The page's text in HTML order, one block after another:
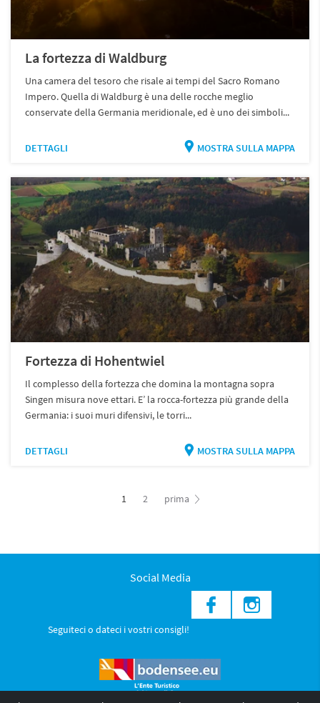
La fortezza di Waldburg
Una camera del tesoro che risale ai tempi del Sacro Romano
Impero. Quella di Waldburg è una delle rocche meglio
conservate della Germania meridionale, ed è uno dei simboli...
DETTAGLI MOSTRA SULLA MAPPA
Fortezza di Hohentwiel
Il complesso della fortezza che domina la montagna sopra
Singen misura nove ettari. E’ la rocca-fortezza più grande della
Germania: i suoi muri difensivi, le torri...
DETTAGLI MOSTRA SULLA MAPPA
1 2 prima
Social Media
Seguiteci o dateci i vostri consigli!